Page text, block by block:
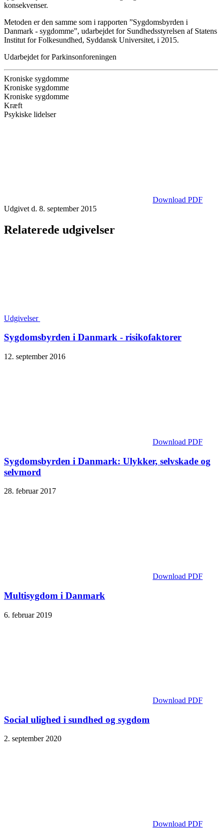
konsekvenser.
Metoden er den samme som i rapporten ”Sygdomsbyrden i
Danmark - sygdomme”, udarbejdet for Sundhedsstyrelsen af Statens
Institut for Folkesundhed, Syddansk Universitet, i 2015.
Udarbejdet for Parkinsonforeningen
Kroniske sygdomme
Kroniske sygdomme
Kroniske sygdomme
Kræft
Psykiske lidelser
Download PDF
Udgivet d. 8. september 2015
Relaterede udgivelser
Udgivelser
Sygdomsbyrden i Danmark - risikofaktorer
12. september 2016
Download PDF
Sygdomsbyrden i Danmark: Ulykker, selvskade og
selvmord
28. februar 2017
Download PDF
Multisygdom i Danmark
6. februar 2019
Download PDF
Social ulighed i sundhed og sygdom
2. september 2020
Download PDF